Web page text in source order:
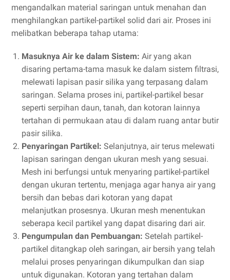
mengandalkan material saringan untuk menahan dan
menghilangkan partikel-partikel solid dari air. Proses ini
melibatkan beberapa tahap utama:
Masuknya Air ke dalam Sistem: Air yang akan
disaring pertama-tama masuk ke dalam sistem filtrasi,
melewati lapisan pasir silika yang terpasang dalam
saringan. Selama proses ini, partikel-partikel besar
seperti serpihan daun, tanah, dan kotoran lainnya
tertahan di permukaan atau di dalam ruang antar butir
pasir silika.
Penyaringan Partikel: Selanjutnya, air terus melewati
lapisan saringan dengan ukuran mesh yang sesuai.
Mesh ini berfungsi untuk menyaring partikel-partikel
dengan ukuran tertentu, menjaga agar hanya air yang
bersih dan bebas dari kotoran yang dapat
melanjutkan prosesnya. Ukuran mesh menentukan
seberapa kecil partikel yang dapat disaring dari air.
Pengumpulan dan Pembuangan: Setelah partikel-
partikel ditangkap oleh saringan, air bersih yang telah
melalui proses penyaringan dikumpulkan dan siap
untuk digunakan. Kotoran yang tertahan dalam